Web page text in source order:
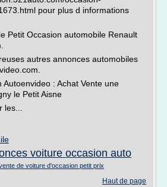
pour plus d informations
Petit Occasion automobile Renault
autres annonces automobiles
: Achat Vente une
le Petit Aisne
voiture occasion auto
de voiture d'occasion petit prix
Haut de page